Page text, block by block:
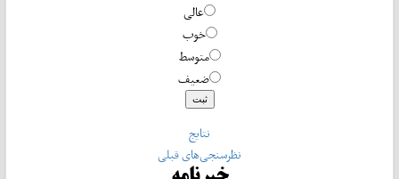
عالی
خوب
متوسط
ضعیف
نتایج
نظرسنجی‌های قبلی